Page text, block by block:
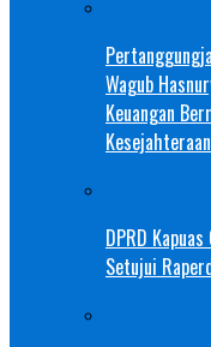
Wagub
Keuangan
DPRD
Setujui